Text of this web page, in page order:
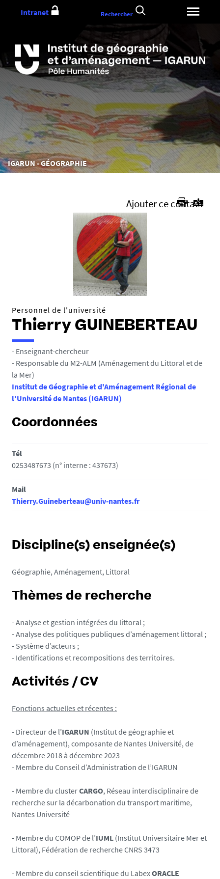
au
contenu
Vous
êtes
IGARUN - GÉOGRAPHIE
Intranet Rechercher
Ajouter ce contact
Personnel de l'université
Thierry GUINEBERTEAU
- Enseignant-chercheur
- Responsable du M2-ALM (Aménagement du Littoral et de
la Mer)
Institut de Géographie et d'Aménagement Régional de
l'Université de Nantes (IGARUN)
Coordonnées
Tél
0253487673 (n° interne : 437673)
Mail
Thierry.Guineberteau@univ-nantes.fr
Discipline(s) enseignée(s)
Géographie, Aménagement, Littoral
Thèmes de recherche
- Analyse et gestion intégrées du littoral ;
- Analyse des politiques publiques d’aménagement littoral ;
- Système d’acteurs ;
- Identifications et recompositions des territoires.
Activités / CV
Fonctions actuelles et récentes :
- Directeur de l’IGARUN (Institut de géographie et
d’aménagement), composante de Nantes Université, de
décembre 2018 à décembre 2023
- Membre du Conseil d’Administration de l’IGARUN
- Membre du clusterCARGO, Réseau interdisciplinaire de
recherche sur la décarbonation du transport maritime,
Nantes Université
- Membre du COMOP de l’IUML (Institut Universitaire Mer et
Littoral), Fédération de recherche CNRS 3473
- Membre du conseil scientifique du LabexORACLE